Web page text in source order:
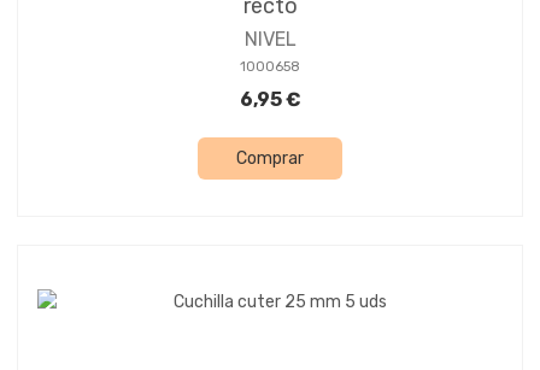
recto
NIVEL
1000658
6,95 €
Comprar